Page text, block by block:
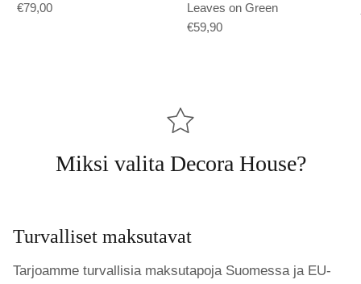
€79,00
Leaves on Green
€59,90
Miksi valita Decora House?
Turvalliset maksutavat
Tarjoamme turvallisia maksutapoja Suomessa ja EU-